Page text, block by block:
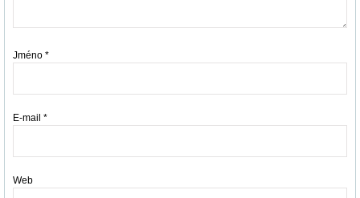
Jméno *
E-mail *
Web